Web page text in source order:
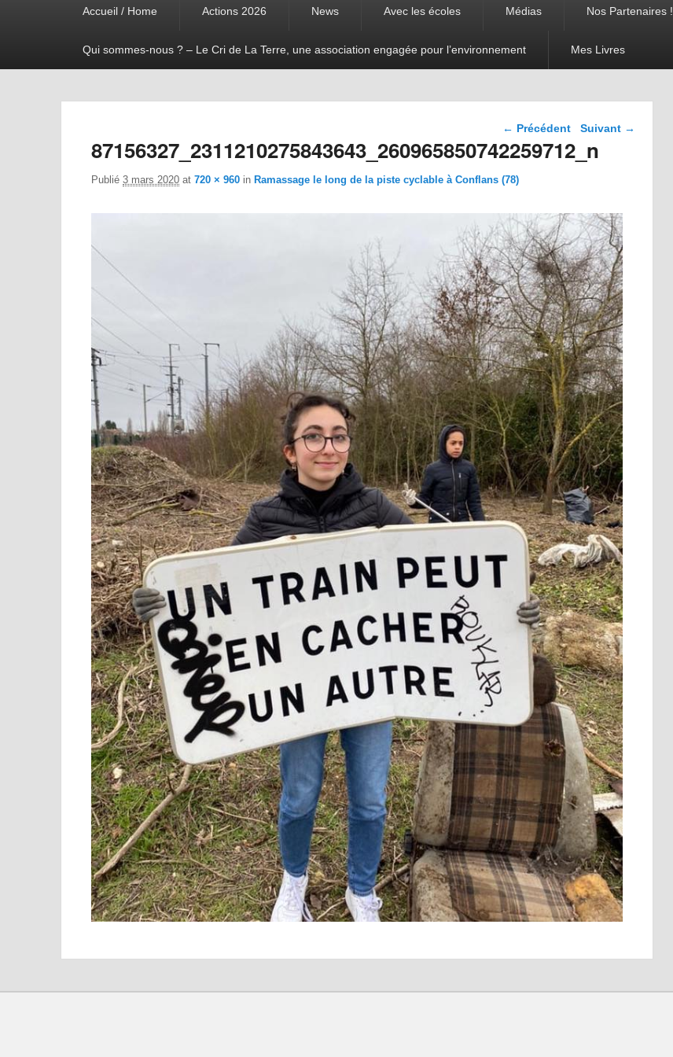
Accueil / Home Actions 2026 News Avec les écoles Médias Nos Partenaires !
Qui sommes-nous ? – Le Cri de La Terre, une association engagée pour l’environnement Mes Livres
Navigation dans les
← Précédent Suivant →
87156327_2311210275843643_260965850742259712_n
Publié 3 mars 2020 at 720 × 960 in Ramassage le long de la piste cyclable à Conflans (78)